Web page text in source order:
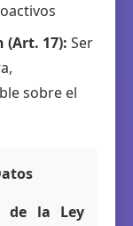
(Art. 17): Ser
sobre el
de la Ley